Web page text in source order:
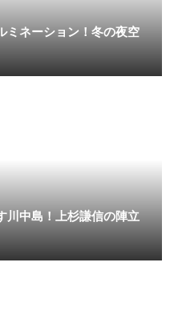
ミネーション！冬の夜空
川中島！上杉謙信の陣立